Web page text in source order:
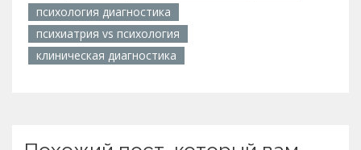
психология диагностика
психиатрия vs психология
клиническая диагностика